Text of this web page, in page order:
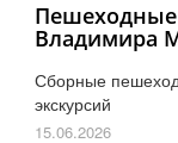
Пешеходные
Владимира
Сборные
экскурсий
15.06.2026